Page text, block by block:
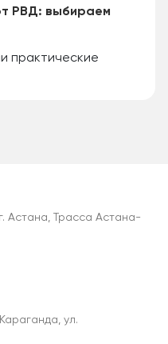
РВД: выбираем
практические
Астана, Трасса Астана-
ул.